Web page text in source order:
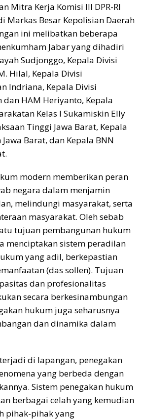
Mitra Kerja Komisi III DPR-RI
Markas Besar Kepolisian Daerah
ini melibatkan beberapa
Jabar yang dihadiri
Sudjonggo, Kepala Divisi
Hilal, Kepala Divisi
Indriana, Kepala Divisi
dan HAM Heriyanto, Kepala
Kelas I Sukamiskin Elly
Tinggi Jawa Barat, Kepala
Barat, dan Kepala BNN
modern memberikan peran
negara dalam menjamin
melindungi masyarakat, serta
masyarakat. Oleh sebab
tujuan pembangunan hukum
menciptakan sistem peradilan
yang adil, berkepastian
(das sollen). Tujuan
dan profesionalitas
secara berkesinambungan
hukum juga seharusnya
dan dinamika dalam
di lapangan, penegakan
yang berbeda dengan
Sistem penegakan hukum
berbagai celah yang kemudian
pihak-pihak yang